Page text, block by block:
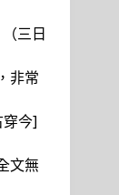
三日
非常
穿今]
文無